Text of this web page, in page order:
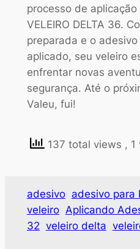
processo de
VELEIRO DELTA 36.
preparada e o
aplicado, seu veleiro
enfrentar novas
segurança. Até o
Valeu, fui!
137 total views , 1
adesivo adesivo para
veleiro Aplicando
32 veleiro delta